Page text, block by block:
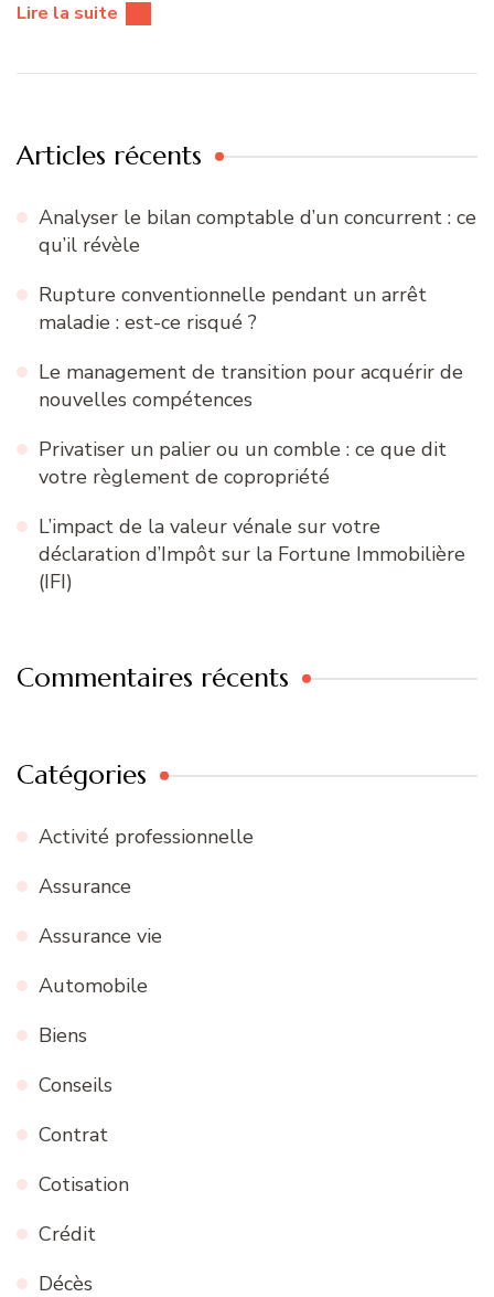
Lire la suite
Articles récents
Analyser le bilan comptable d’un concurrent : ce
qu’il révèle
Rupture conventionnelle pendant un arrêt
maladie : est-ce risqué ?
Le management de transition pour acquérir de
nouvelles compétences
Privatiser un palier ou un comble : ce que dit
votre règlement de copropriété
L’impact de la valeur vénale sur votre
déclaration d’Impôt sur la Fortune Immobilière
(IFI)
Commentaires récents
Catégories
Activité professionnelle
Assurance
Assurance vie
Automobile
Biens
Conseils
Contrat
Cotisation
Crédit
Décès